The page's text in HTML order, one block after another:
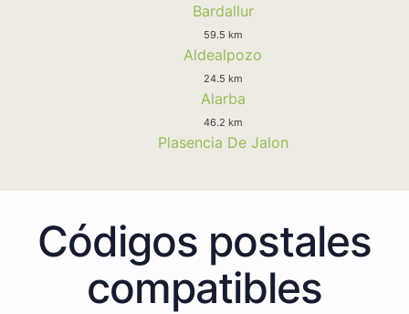
Bardallur
59.5 km
Aldealpozo
24.5 km
Alarba
46.2 km
Plasencia De Jalon
Códigos postales
compatibles